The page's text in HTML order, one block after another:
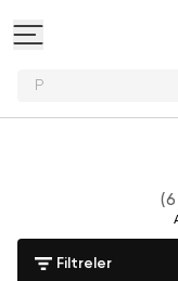
Peluş oyu
(
Filtreler